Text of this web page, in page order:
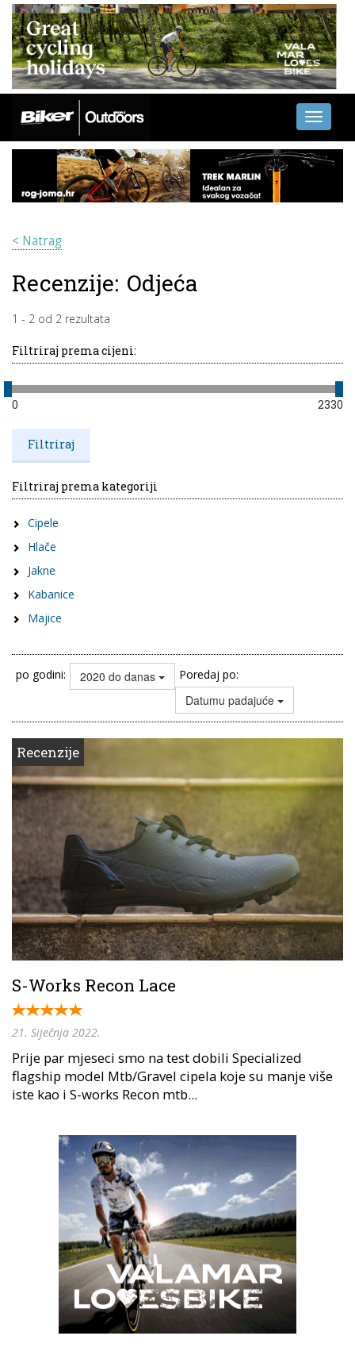
Toggle
< Natrag
Recenzije: Odjeća
1 - 2 od 2 rezultata
Filtriraj prema cijeni:
0 2330
Filtriraj prema kategoriji
Cipele
Hlače
Jakne
Kabanice
Majice
po godini: 2020 do danas Poredaj po:
Datumu padajuće
Recenzije
S-Works Recon Lace
21. Siječnja 2022.
Prije par mjeseci smo na test dobili Specialized
flagship model Mtb/Gravel cipela koje su manje više
iste kao i S-works Recon mtb...